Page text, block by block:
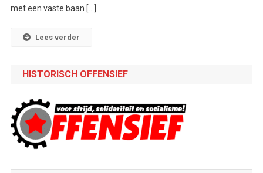
met een vaste baan […]
Lees verder
HISTORISCH OFFENSIEF